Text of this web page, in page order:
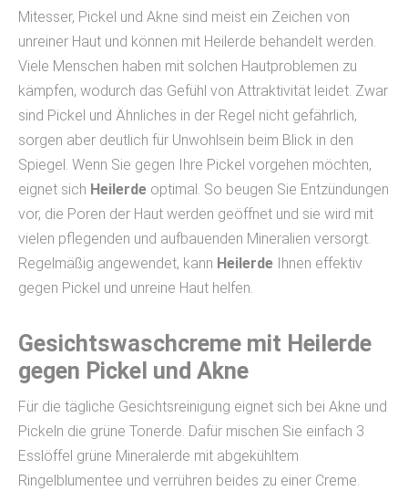
Mitesser, Pickel und Akne sind meist ein Zeichen von
unreiner Haut und können mit Heilerde behandelt werden.
Viele Menschen haben mit solchen Hautproblemen zu
kämpfen, wodurch das Gefühl von Attraktivität leidet. Zwar
sind Pickel und Ähnliches in der Regel nicht gefährlich,
sorgen aber deutlich für Unwohlsein beim Blick in den
Spiegel. Wenn Sie gegen Ihre Pickel vorgehen möchten,
eignet sich Heilerde optimal. So beugen Sie Entzündungen
vor, die Poren der Haut werden geöffnet und sie wird mit
vielen pflegenden und aufbauenden Mineralien versorgt.
Regelmäßig angewendet, kann Heilerde Ihnen effektiv
gegen Pickel und unreine Haut helfen.
Gesichtswaschcreme mit Heilerde
gegen Pickel und Akne
Für die tägliche Gesichtsreinigung eignet sich bei Akne und
Pickeln die grüne Tonerde. Dafür mischen Sie einfach 3
Esslöffel grüne Mineralerde mit abgekühltem
Ringelblumentee und verrühren beides zu einer Creme.